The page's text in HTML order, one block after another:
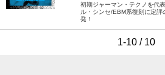
初期ジャーマン・テクノを代
ル・シンセ/EBM系復刻に定
発！
1-10 / 10